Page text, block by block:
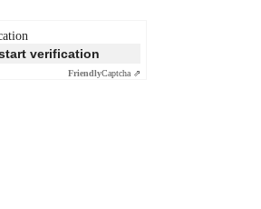
verification
FriendlyCaptcha ⇗